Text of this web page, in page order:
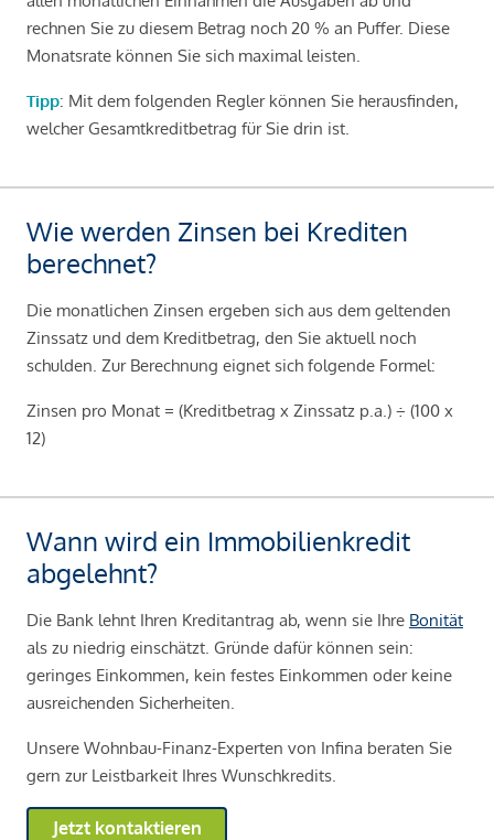
rechnen Sie zu diesem Betrag noch 20 % an Puffer. Diese
Monatsrate können Sie sich maximal leisten.
Tipp: Mit dem folgenden Regler können Sie herausfinden,
welcher Gesamtkreditbetrag für Sie drin ist.
Wie werden Zinsen bei Krediten
berechnet?
Die monatlichen Zinsen ergeben sich aus dem geltenden
Zinssatz und dem Kreditbetrag, den Sie aktuell noch
schulden. Zur Berechnung eignet sich folgende Formel:
Zinsen pro Monat = (Kreditbetrag x Zinssatz p.a.) ÷ (100 x
12)
Wann wird ein Immobilienkredit
abgelehnt?
Die Bank lehnt Ihren Kreditantrag ab, wenn sie Ihre Bonität
als zu niedrig einschätzt. Gründe dafür können sein:
geringes Einkommen, kein festes Einkommen oder keine
ausreichenden Sicherheiten.
Unsere Wohnbau-Finanz-Experten von Infina beraten Sie
gern zur Leistbarkeit Ihres Wunschkredits.
Jetzt kontaktieren